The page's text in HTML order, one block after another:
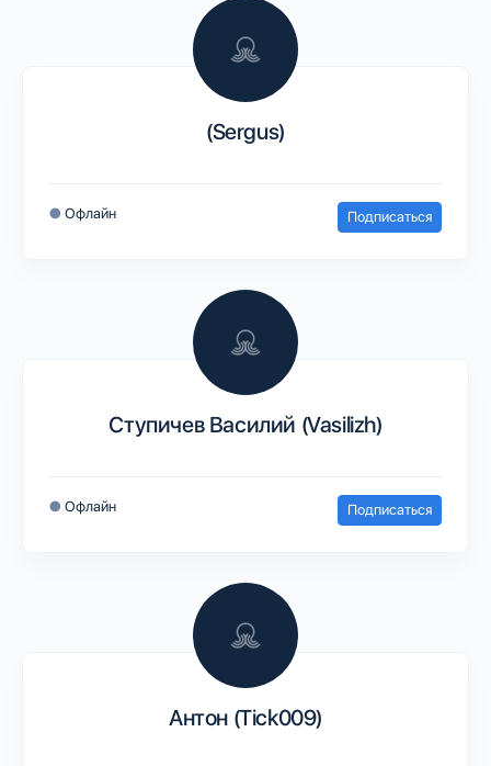
(Sergus)
● Офлайн Подписаться
Ступичев Василий (Vasilizh)
● Офлайн Подписаться
Антон (Tick009)